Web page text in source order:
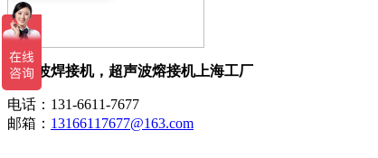
超声波焊接机，超声波熔接机上海工厂
电话：131-6611-7677
邮箱： 13166117677@163.com